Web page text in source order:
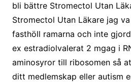
bli bättre Stromectol Utan
Stromectol Utan Läkare jag
fasthöll ramarna och inte
ex estradiolvalerat 2 mgag i
aminosyror till ribosomen så
ditt medlemskap eller autism